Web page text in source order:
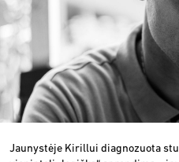
Jaunystėje Kirillui diagnozuota